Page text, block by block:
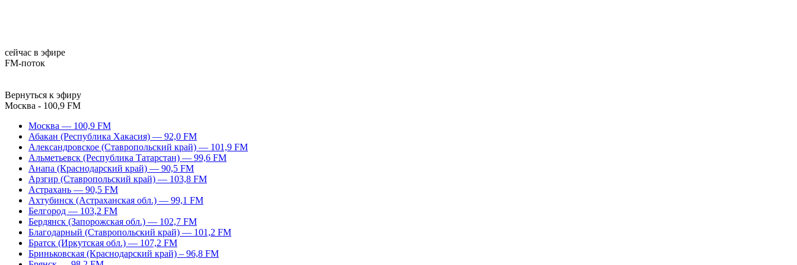
сейчас в эфире
FM-поток
Вернуться к эфиру
Москва - 100,9 FM
Москва — 100,9 FM
Абакан (Республика Хакасия) — 92,0 FM
Александровское (Ставропольский край) — 101,9 FM
Альметьевск (Республика Татарстан) — 99,6 FM
Анапа (Краснодарский край) — 90,5 FM
Арзгир (Ставропольский край) — 103,8 FM
Астрахань — 90,5 FM
Ахтубинск (Астраханская обл.) — 99,1 FM
Белгород — 103,2 FM
Бердянск (Запорожская обл.) — 102,7 FM
Благодарный (Ставропольский край) — 101,2 FM
Братск (Иркутская обл.) — 107,2 FM
Бриньковская (Краснодарский край) – 96,8 FM